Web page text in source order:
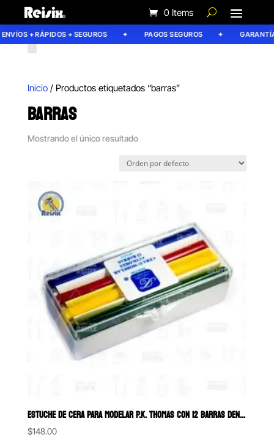
0 Items
+ RÁPIDOS + SEGUROS PAGOS SEGUROS
Inicio/ Productos etiquetados “barras”
BARRAS
Mostrando el único resultado
ESTUCHE DE CERA PARA MODELAR P.K. THOMAS CON 12 BARRAS DENTI-CAST
$148.00